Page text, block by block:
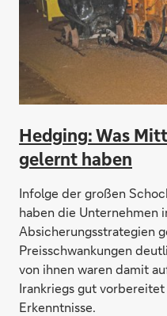
Hedging: Was
gelernt haben
Infolge der großen
haben die Unternehmen
Absicherungsstrategien
Preisschwankungen
von ihnen waren damit
Irankriegs gut
Erkenntnisse.